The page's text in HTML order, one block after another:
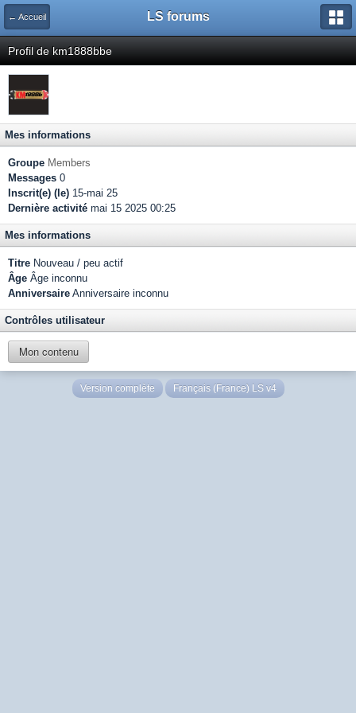
← Accueil LS forums
Profil de km1888bbe
Mes informations
Groupe Members
Messages 0
Inscrit(e) (le) 15-mai 25
Dernière activité mai 15 2025 00:25
Mes informations
Titre Nouveau / peu actif
Âge Âge inconnu
Anniversaire Anniversaire inconnu
Contrôles utilisateur
Mon contenu
Version complète Français (France) LS v4